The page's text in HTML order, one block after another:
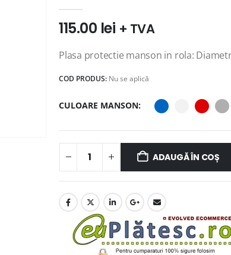
115.00 lei + TVA
Plasa protectie manson in rola:
COD PRODUS: Nu se aplică
CULOARE MANSON
ADAUGĂ ÎN COȘ